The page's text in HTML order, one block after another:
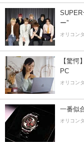
ー”
オリコン
【驚
PC
オリコン
一番似
オリコン